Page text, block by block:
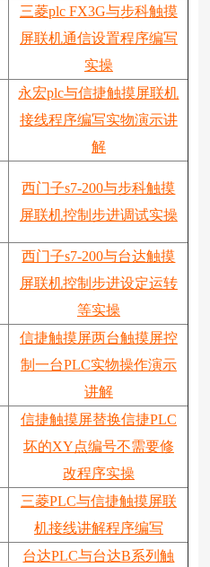
三菱plc FX3G与步科触摸
屏联机通信设置程序编写
实操
永宏plc与信捷触摸屏联机
接线程序编写实物演示讲
解
西门子s7-200与步科触摸
屏联机控制步进调试实操
西门子s7-200与台达触摸
屏联机控制步进设定运转
等实操
信捷触摸屏两台触摸屏控
制一台PLC实物操作演示
讲解
信捷触摸屏替换信捷PLC
坏的XY点编号不需要修
改程序实操
三菱PLC与信捷触摸屏联
机接线讲解程序编写
台达PLC与台达B系列触